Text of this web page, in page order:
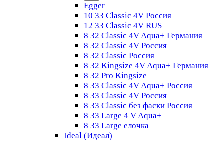
Egger
10 33 Classic 4V Россия
12 33 Classic 4V RUS
8 32 Classic 4V Aqua+ Германия
8 32 Classic 4V Россия
8 32 Classic Россия
8 32 Kingsize 4V Aqua+ Германия
8 32 Pro Kingsize
8 33 Classic 4V Aqua+ Россия
8 33 Classic 4V Россия
8 33 Classic без фаски Россия
8 33 Large 4 V Aqua+
8 33 Large елочка
Ideal (Идеал)